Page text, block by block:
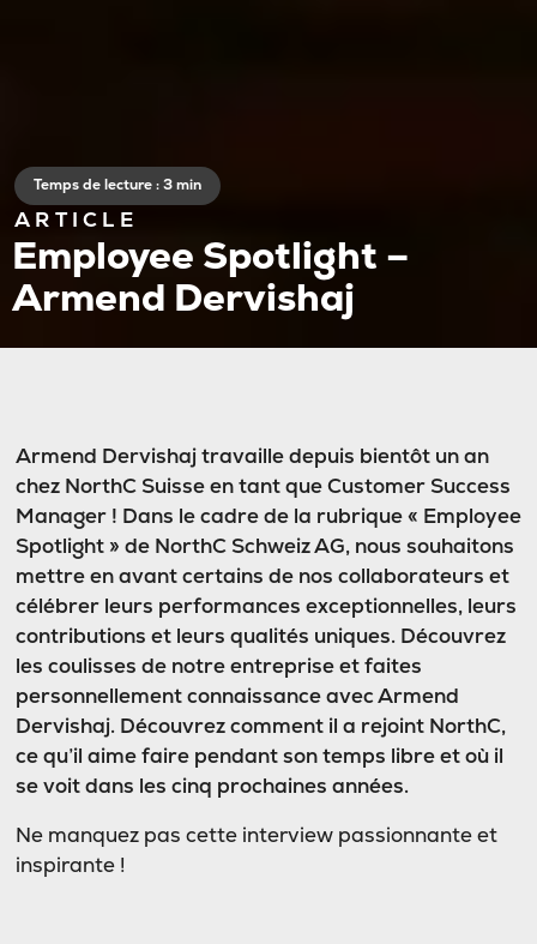
ARTICLE
Temps de lecture : 3 min
Employee Spotlight –
Armend Dervishaj
Armend Dervishaj travaille depuis bientôt un an
chez NorthC Suisse en tant que Customer Success
Manager ! Dans le cadre de la rubrique « Employee
Spotlight » de NorthC Schweiz AG, nous souhaitons
mettre en avant certains de nos collaborateurs et
célébrer leurs performances exceptionnelles, leurs
contributions et leurs qualités uniques. Découvrez
les coulisses de notre entreprise et faites
personnellement connaissance avec Armend
Dervishaj. Découvrez comment il a rejoint NorthC,
ce qu’il aime faire pendant son temps libre et où il
se voit dans les cinq prochaines années.
Ne manquez pas cette interview passionnante et
inspirante !